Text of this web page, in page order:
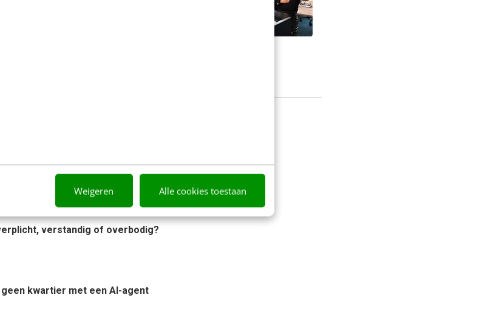
Weigeren Alle cookies toestaan
samen of zelfstandig
hoe je deze effectief inzet
samen creatief werken.
met je eens is [stappenplan]
verstandig of overbodig?
kwartier met een AI-agent